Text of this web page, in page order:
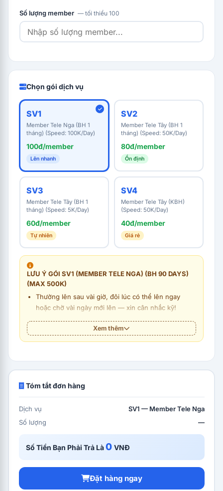
Số lượng member — tối thiểu 100
Chọn gói dịch vụ
SV1
Member Tele Nga (BH 1
tháng) (Speed: 100K/Day)
100đ/member
Lên nhanh
SV2
Member Tele Tây (BH 1
tháng) (Speed: 50K/Day)
80đ/member
Ổn định
SV3
Member Tele Tây (BH 1
tháng) (Speed: 5K/Day)
60đ/member
Tự nhiên
SV4
Member Tele Tây (KBH)
(Speed: 50K/Day)
40đ/member
Giá rẻ
LƯU Ý GÓI SV1 (MEMBER TELE NGA) (BH 90 DAYS)
(MAX 500K)
Thường lên sau vài giờ, đôi lúc có thể lên ngay
hoặc chờ vài ngày mới lên — xin cân nhắc kỹ!
Nếu SV gặp lỗi sẽ được xử lý trong 7 ngày kể từ khi
báo lỗi.
Xem thêm
Tóm tắt đơn hàng
Dịch vụ
SV1 — Member Tele Nga
Số lượng
—
Số Tiền Bạn Phải Trả Là0 VNĐ
Đặt hàng ngay